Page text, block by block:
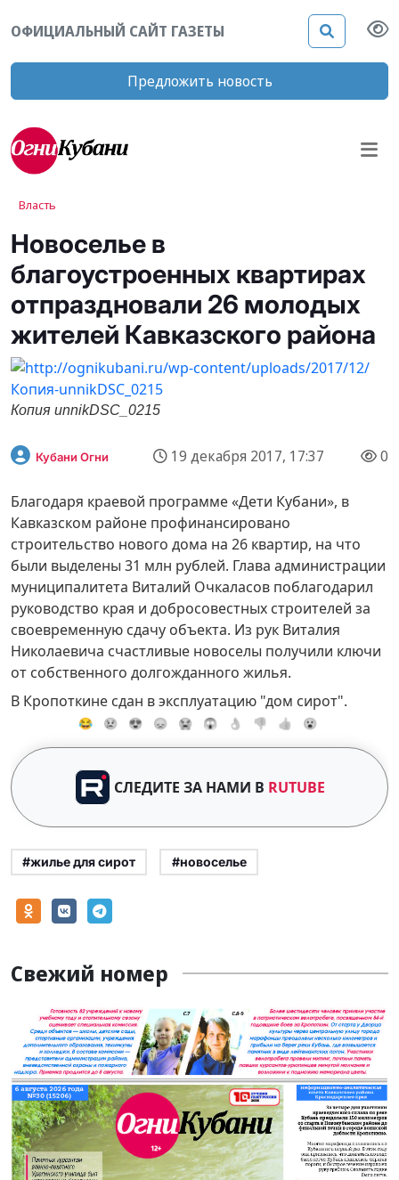
ОФИЦИАЛЬНЫЙ САЙТ ГАЗЕТЫ
Предложить новость
Власть
Новоселье в
благоустроенных квартирах
отпраздновали 26 молодых
жителей Кавказского района
Копия unnikDSC_0215
Кубани Огни 19 декабря 2017, 17:37 0
Благодаря краевой программе «Дети Кубани», в
Кавказском районе профинансировано
строительство нового дома на 26 квартир, на что
были выделены 31 млн рублей. Глава администрации
муниципалитета Виталий Очкаласов поблагодарил
руководство края и добросовестных строителей за
своевременную сдачу объекта. Из рук Виталия
Николаевича счастливые новоселы получили ключи
от собственного долгожданного жилья.
В Кропоткине сдан в эксплуатацию "дом сирот".
😂 😢 😍 😞 😭 😱 👌 👎 👍 😮
СЛЕДИТЕ ЗА НАМИ В RUTUBE
#жилье для сирот #новоселье
Свежий номер